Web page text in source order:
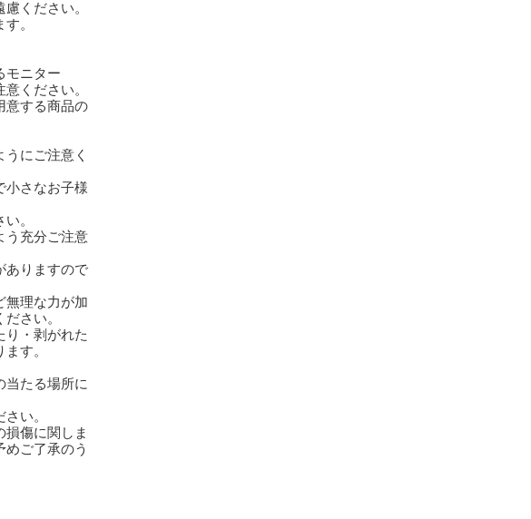
ください。
。
モニター
ください。
意する商品の
にご注意く
小さなお子様
。
う充分ご注意
ありますので
無理な力が加
さい。
り・剥がれた
す。
当たる場所に
い。
損傷に関しま
ご了承のう